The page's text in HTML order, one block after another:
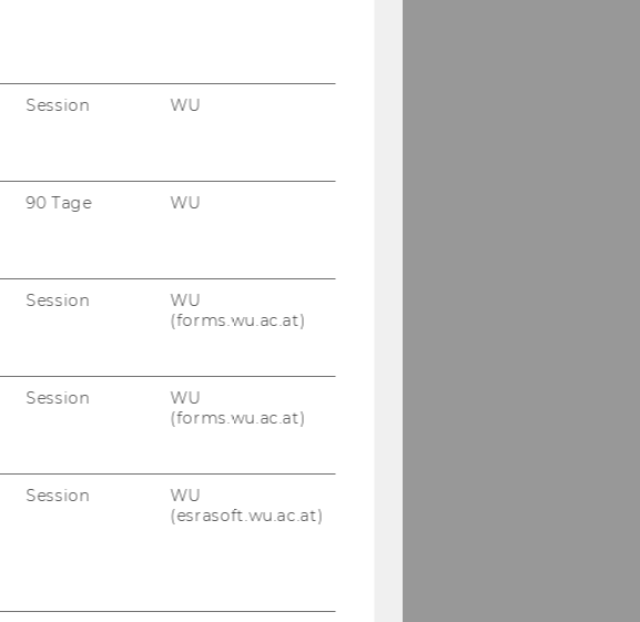
Session WU
90 Tage WU
Session
WU
(forms.wu.ac.at)
Session
WU
(forms.wu.ac.at)
Session
WU
(esrasoft.wu.ac.at)